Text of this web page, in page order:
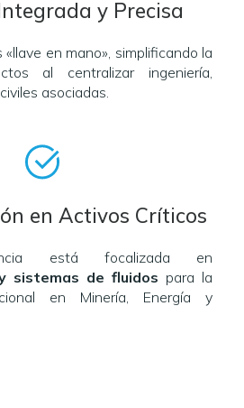
y Precisa
en mano», simplificando la
al centralizar ingeniería,
asociadas.
en Activos Críticos
está focalizada en
sistemas de fluidos para la
en Minería, Energía y